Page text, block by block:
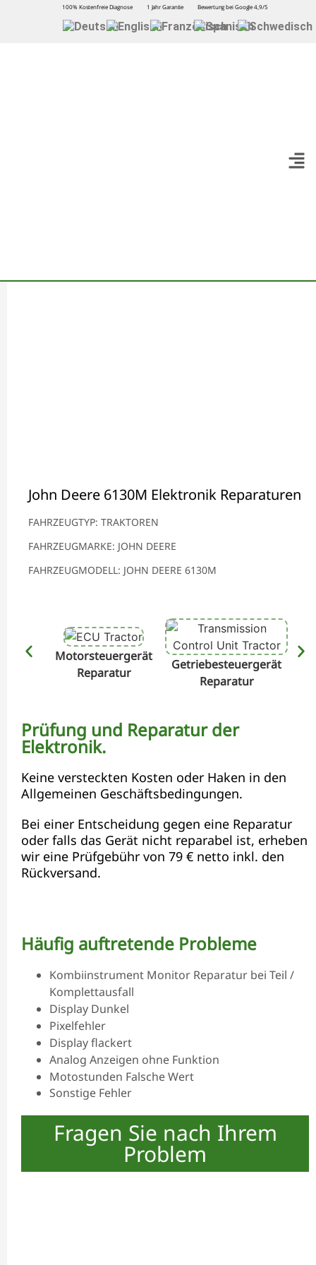
100% Kostenfreie Diagnose 1 Jahr Garantie Bewertung bei Google 4,9/5
John Deere 6130M Elektronik Reparaturen
FAHRZEUGTYP: TRAKTOREN
FAHRZEUGMARKE: JOHN DEERE
FAHRZEUGMODELL: JOHN DEERE 6130M
Motorsteuergerät
Reparatur
Getriebesteuergerät
Reparatur
Prüfung und Reparatur der
Elektronik.
Keine versteckten Kosten oder Haken in den
Allgemeinen Geschäftsbedingungen.
Bei einer Entscheidung gegen eine Reparatur
oder falls das Gerät nicht reparabel ist, erheben
wir eine Prüfgebühr von 79 € netto inkl. den
Rückversand.
Häufig auftretende Probleme
Kombiinstrument Monitor Reparatur bei Teil /
Komplettausfall
Display Dunkel
Pixelfehler
Display flackert
Analog Anzeigen ohne Funktion
Motostunden Falsche Wert
Sonstige Fehler
Fragen Sie nach Ihrem
Problem